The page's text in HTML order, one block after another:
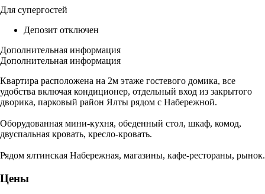
Для супергостей
Депозит отключен
Дополнительная информация
Дополнительная информация
Квартира расположена на 2м этаже гостевого домика, все
удобства включая кондиционер, отдельный вход из закрытого
дворика, парковый район Ялты рядом с Набережной.
Оборудованная мини-кухня, обеденный стол, шкаф, комод,
двуспальная кровать, кресло-кровать.
Рядом ялтинская Набережная, магазины, кафе-рестораны, рынок.
Цены